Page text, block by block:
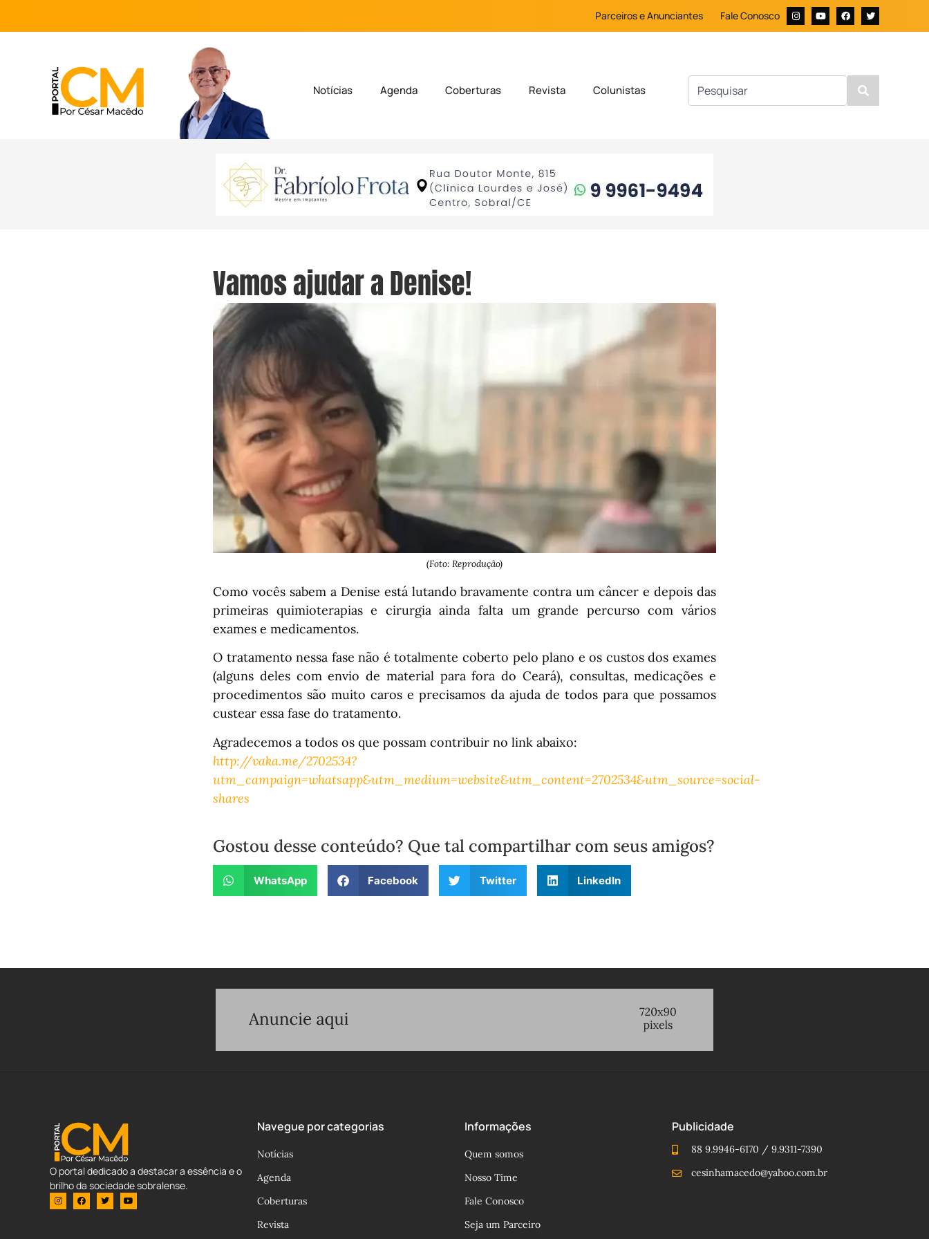
Parceiros e Anunciantes Fale Conosco
Notícias Agenda Coberturas Revista Colunistas
Vamos ajudar a Denise!
(Foto: Reprodução)
Como vocês sabem a Denise está lutando bravamente contra um câncer e depois das
primeiras quimioterapias e cirurgia ainda falta um grande percurso com vários
exames e medicamentos.
O tratamento nessa fase não é totalmente coberto pelo plano e os custos dos exames
(alguns deles com envio de material para fora do Ceará), consultas, medicações e
procedimentos são muito caros e precisamos da ajuda de todos para que possamos
custear essa fase do tratamento.
Agradecemos a todos os que possam contribuir no link abaixo:
http://vaka.me/2702534?
utm_campaign=whatsapp&utm_medium=website&utm_content=2702534&utm_source=social-
shares
Gostou desse conteúdo? Que tal compartilhar com seus amigos?
WhatsApp Facebook Twitter LinkedIn
O portal dedicado a destacar a essência e o
brilho da sociedade sobralense.
Navegue por categorias
Notícias
Agenda
Coberturas
Revista
Informações
Quem somos
Nosso Time
Fale Conosco
Seja um Parceiro
Publicidade
88 9.9946-6170 / 9.9311-7390
cesinhamacedo@yahoo.com.br